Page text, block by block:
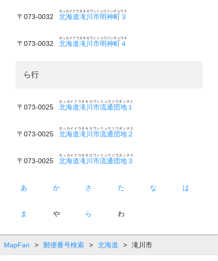
〒073-0032 北海道滝川市明神町３
ホッカイドウタキカワシミョウジンチョウ３
〒073-0032 北海道滝川市明神町４
ホッカイドウタキカワシミョウジンチョウ４
ら行
〒073-0025 北海道滝川市流通団地１
ホッカイドウタキカワシリュウツウダンチ１
〒073-0025 北海道滝川市流通団地２
ホッカイドウタキカワシリュウツウダンチ２
〒073-0025 北海道滝川市流通団地３
ホッカイドウタキカワシリュウツウダンチ３
あ か さ た な は
ま や ら わ
MapFan > 郵便番号検索 > 北海道 > 滝川市